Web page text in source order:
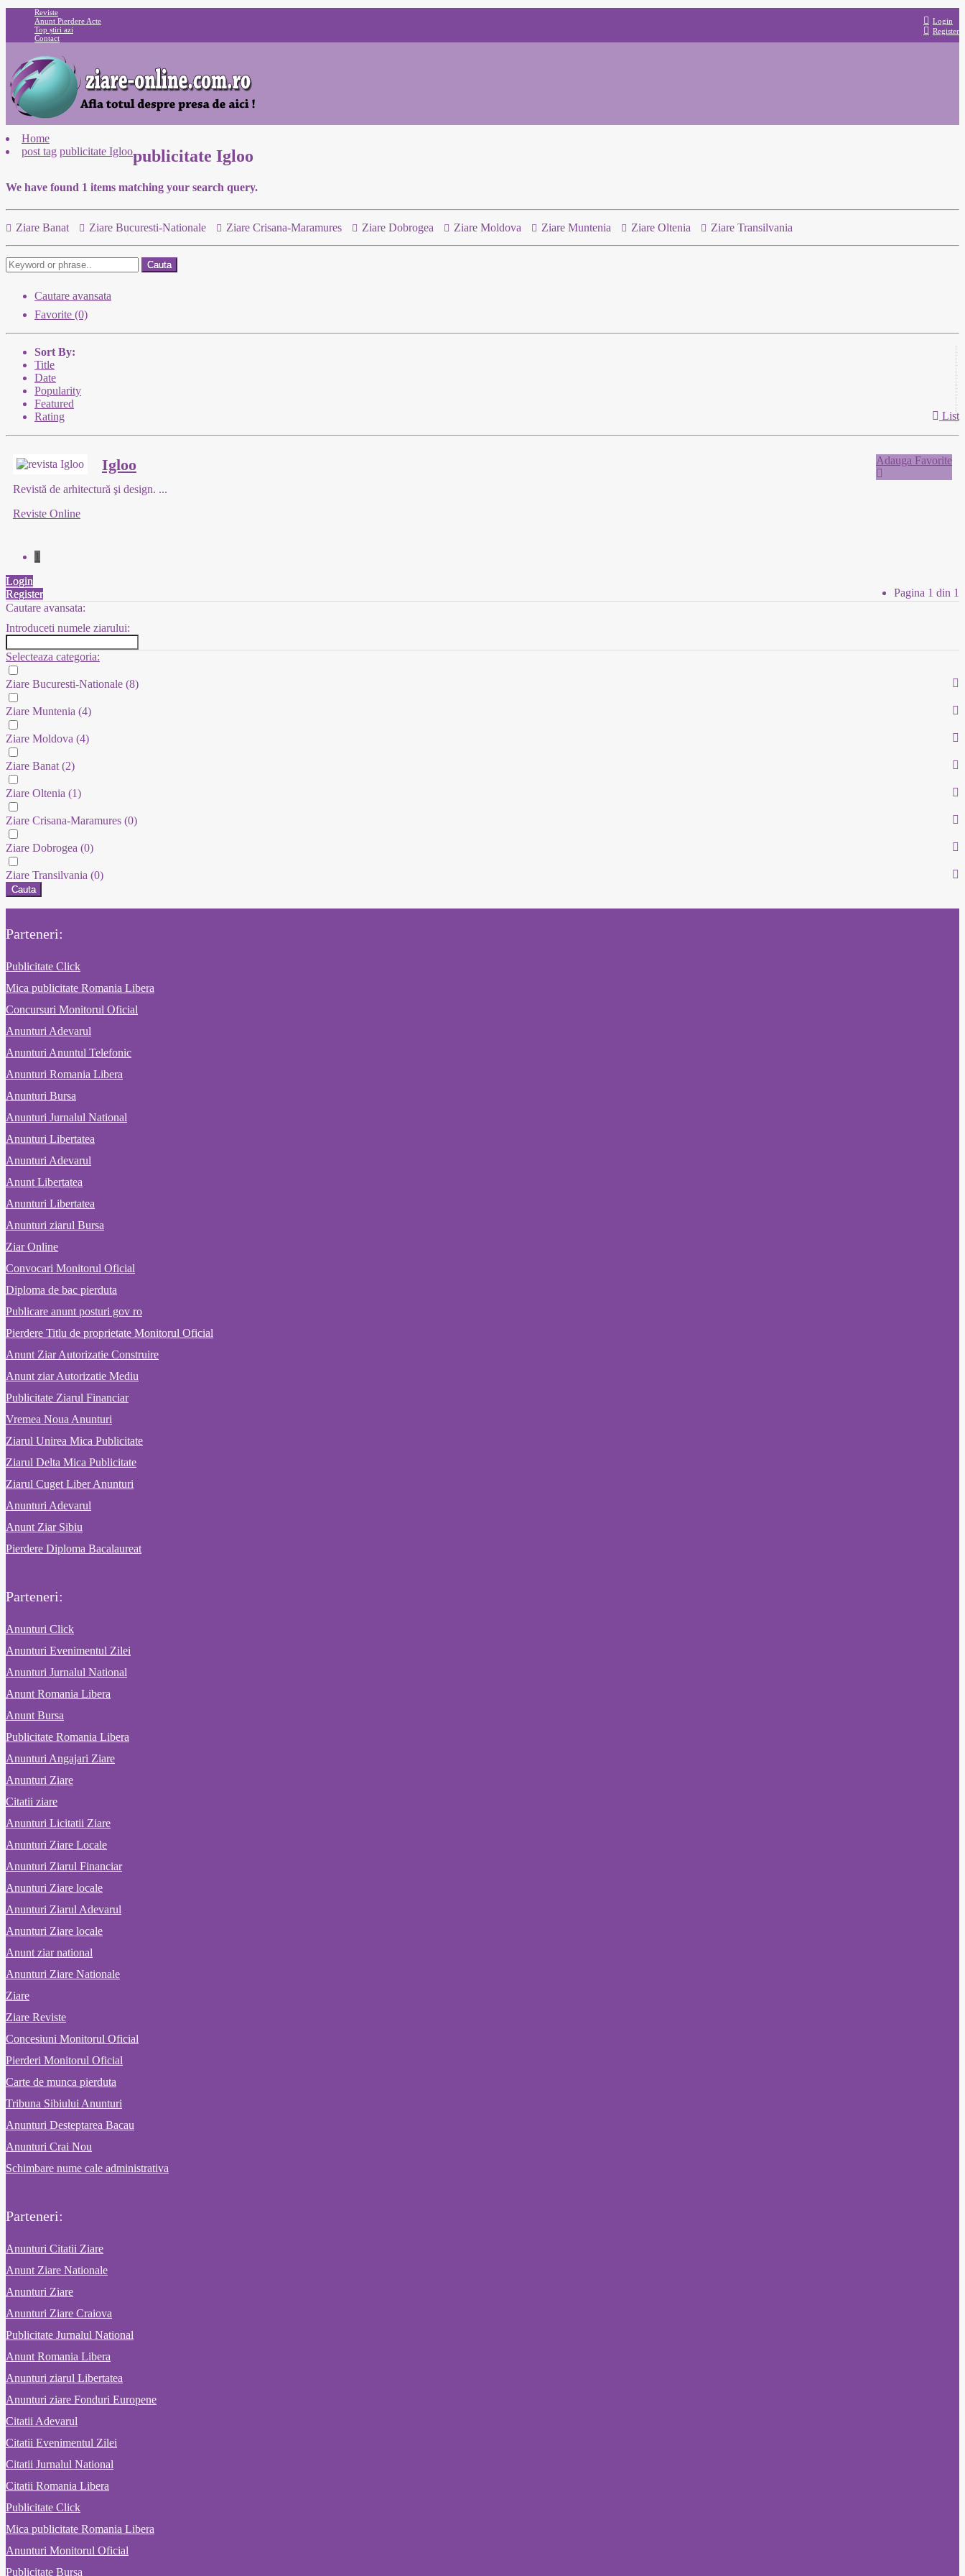
Login
Register
Reviste
Anunt Pierdere Acte
Top știri azi
Contact
Home
post tag publicitate Igloopublicitate Igloo
We have found 1 items matching your search query.
Ziare Banat Ziare Bucuresti-Nationale Ziare Crisana-Maramures Ziare Dobrogea Ziare Moldova Ziare Muntenia Ziare Oltenia Ziare Transilvania
Cauta
Cautare avansata
Favorite (0)
Sort By:
Title
Date
Popularity
Featured
Rating
List
Adauga Favorite
Igloo
Revistă de arhitectură şi design. ...
Reviste Online
1
Pagina 1 din 1
Login
Register
Cautare avansata:
Introduceti numele ziarului:
Selecteaza categoria:
Ziare Bucuresti-Nationale (8)
Ziare Muntenia (4)
Ziare Moldova (4)
Ziare Banat(2)
Ziare Oltenia (1)
Ziare Crisana-Maramures (0)
Ziare Dobrogea (0)
Ziare Transilvania (0)
Cauta
Parteneri:
Publicitate Click
Mica publicitate Romania Libera
Concursuri Monitorul Oficial
Anunturi Adevarul
Anunturi Anuntul Telefonic
Anunturi Romania Libera
Anunturi Bursa
Anunturi Jurnalul National
Anunturi Libertatea
Anunturi Adevarul
Anunt Libertatea
Anunturi Libertatea
Anunturi ziarul Bursa
Ziar Online
Convocari Monitorul Oficial
Diploma de bac pierduta
Publicare anunt posturi gov ro
Pierdere Titlu de proprietate Monitorul Oficial
Anunt Ziar Autorizatie Construire
Anunt ziar Autorizatie Mediu
Publicitate Ziarul Financiar
Vremea Noua Anunturi
Ziarul Unirea Mica Publicitate
Ziarul Delta Mica Publicitate
Ziarul Cuget Liber Anunturi
Anunturi Adevarul
Anunt Ziar Sibiu
Pierdere Diploma Bacalaureat
Parteneri:
Anunturi Click
Anunturi Evenimentul Zilei
Anunturi Jurnalul National
Anunt Romania Libera
Anunt Bursa
Publicitate Romania Libera
Anunturi Angajari Ziare
Anunturi Ziare
Citatii ziare
Anunturi Licitatii Ziare
Anunturi Ziare Locale
Anunturi Ziarul Financiar
Anunturi Ziare locale
Anunturi Ziarul Adevarul
Anunturi Ziare locale
Anunt ziar national
Anunturi Ziare Nationale
Ziare
Ziare Reviste
Concesiuni Monitorul Oficial
Pierderi Monitorul Oficial
Carte de munca pierduta
Tribuna Sibiului Anunturi
Anunturi Desteptarea Bacau
Anunturi Crai Nou
Schimbare nume cale administrativa
Parteneri:
Anunturi Citatii Ziare
Anunt Ziare Nationale
Anunturi Ziare
Anunturi Ziare Craiova
Publicitate Jurnalul National
Anunt Romania Libera
Anunturi ziarul Libertatea
Anunturi ziare Fonduri Europene
Citatii Adevarul
Citatii Evenimentul Zilei
Citatii Jurnalul National
Citatii Romania Libera
Publicitate Click
Mica publicitate Romania Libera
Anunturi Monitorul Oficial
Publicitate Bursa